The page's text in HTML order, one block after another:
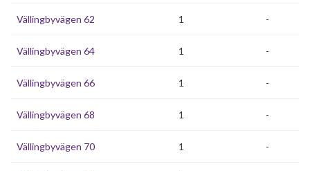
Vällingbyvägen 62 1 -
Vällingbyvägen 64 1 -
Vällingbyvägen 66 1 -
Vällingbyvägen 68 1 -
Vällingbyvägen 70 1 -